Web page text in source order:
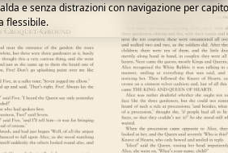
e senza distrazioni con navigazione per
flessibile.